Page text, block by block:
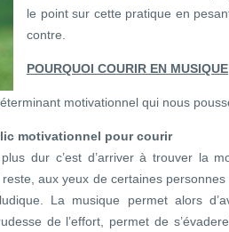
le point sur cette pratique en
contre.
POURQUOI COURIR EN MUSIQUE
motivationnel qui nous
motivationnel pour courir
dur c’est d’arriver à trouver la
aux yeux de certaines personnes
La musique permet alors
de l’effort, permet de